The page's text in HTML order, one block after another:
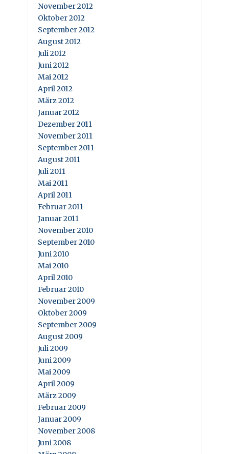
November 2012
Oktober 2012
September 2012
August 2012
Juli 2012
Juni 2012
Mai 2012
April 2012
März 2012
Januar 2012
Dezember 2011
November 2011
September 2011
August 2011
Juli 2011
Mai 2011
April 2011
Februar 2011
Januar 2011
November 2010
September 2010
Juni 2010
Mai 2010
April 2010
Februar 2010
November 2009
Oktober 2009
September 2009
August 2009
Juli 2009
Juni 2009
Mai 2009
April 2009
März 2009
Februar 2009
Januar 2009
November 2008
Juni 2008